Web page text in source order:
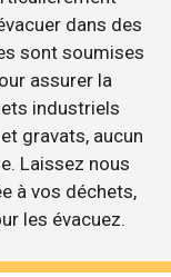
dans des
sont soumises
assurer la
industriels
gravats, aucun
Laissez nous
à vos déchets,
les évacuez.